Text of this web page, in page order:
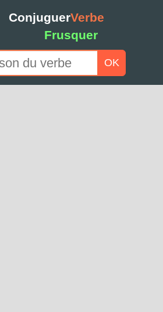
ConjuguerVerbe
Frusquer
OK